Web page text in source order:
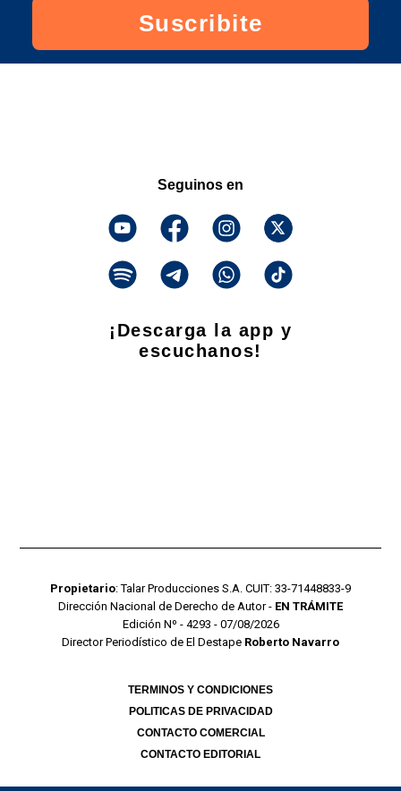
Suscribite
Seguinos en
¡Descarga la app y
escuchanos!
Propietario: Talar Producciones S.A. CUIT: 33-71448833-9
Dirección Nacional de Derecho de Autor - EN TRÁMITE
Edición Nº - 4293 - 07/08/2026
Director Periodístico de El Destape Roberto Navarro
TERMINOS Y CONDICIONES
POLITICAS DE PRIVACIDAD
CONTACTO COMERCIAL
CONTACTO EDITORIAL